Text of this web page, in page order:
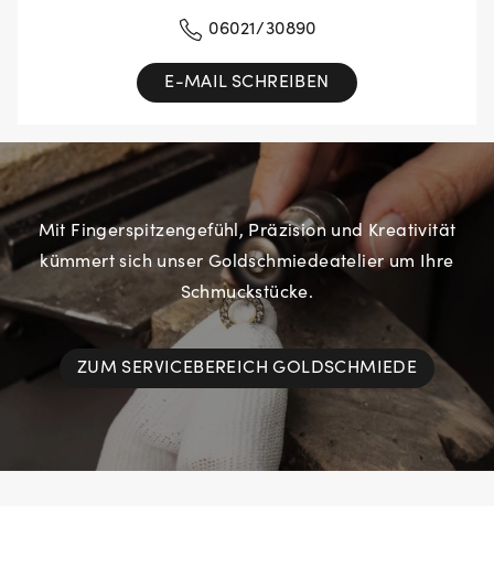
06021/30890
E-MAIL SCHREIBEN
Mit Fingerspitzengefühl, Präzision und Kreativität
kümmert sich unser Goldschmiedeatelier um Ihre
Schmuckstücke.
ZUM SERVICEBEREICH GOLDSCHMIEDE